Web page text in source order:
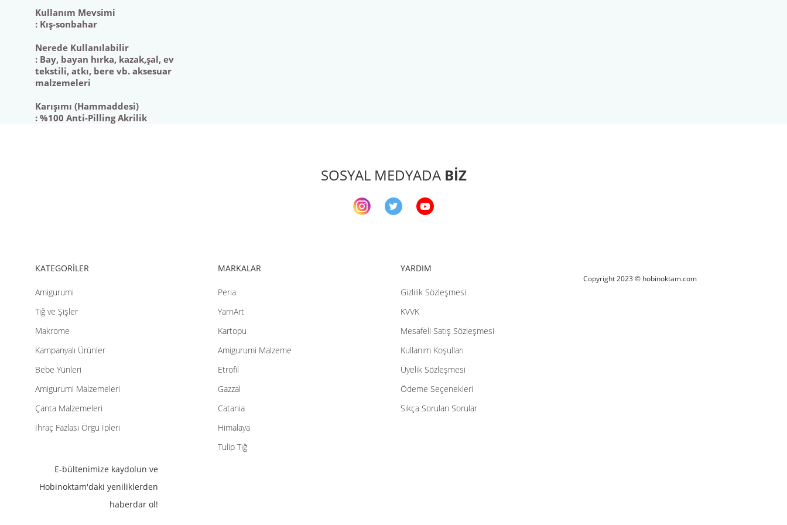
Kullanım Mevsimi
: Kış-sonbahar
Nerede Kullanılabilir
: Bay, bayan hırka, kazak,şal, ev
tekstili, atkı, bere vb. aksesuar
malzemeleri
Karışımı (Hammaddesi)
: %100 Anti-Pilling Akrilik
iletebilirsiniz.
önerileriniz
teşekkür
ederiz.
Ürün resmi
veya
görüntülenemiyor.
Ürün
SOSYAL MEDYADA BİZ
KATEGORİLER
Amigurumi
Tığ ve Şişler
Makrome
Kampanyalı Ürünler
Bebe Yünleri
Amigurumi Malzemeleri
Çanta Malzemeleri
İhraç Fazlası Örgü İpleri
MARKALAR
Peria
YarnArt
Kartopu
Amigurumi Malzeme
Etrofil
Gazzal
Catania
Himalaya
Tulip Tığ
YARDIM
Gizlilik Sözleşmesi
KVVK
Mesafeli Satış Sözleşmesi
Kullanım Koşulları
Üyelik Sözleşmesi
Ödeme Seçenekleri
Sıkça Sorulan Sorular
E-bültenimize kaydolun ve
Hobinoktam'daki yeniliklerden
haberdar ol!
Copyright 2023 © hobinoktam.com